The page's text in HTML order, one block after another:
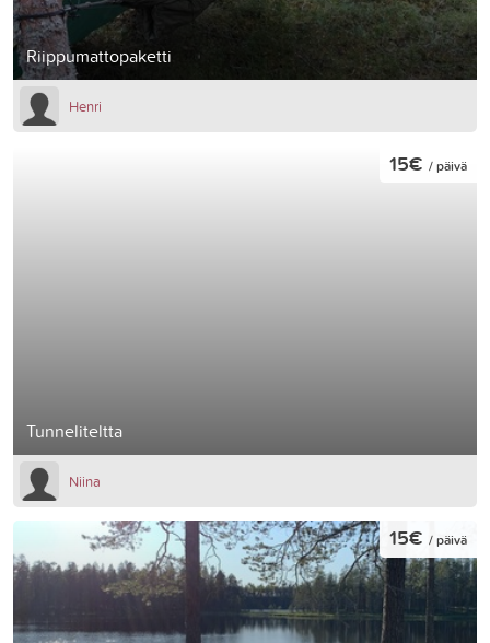
Riippumattopaketti
Henri
Tunneliteltta
15€ / päivä
Niina
15€ / päivä